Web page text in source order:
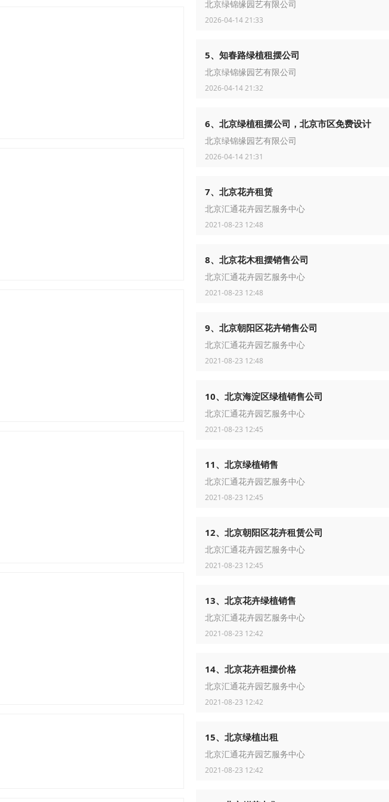
北京绿锦缘园艺有限公司
2026-04-14 21:33
5、知春路绿植租摆公司
北京绿锦缘园艺有限公司
2026-04-14 21:32
6、北京绿植租摆公司，北京市区免费设计
北京绿锦缘园艺有限公司
2026-04-14 21:31
7、北京花卉租赁
北京汇通花卉园艺服务中心
2021-08-23 12:48
8、北京花木租摆销售公司
北京汇通花卉园艺服务中心
2021-08-23 12:48
9、北京朝阳区花卉销售公司
北京汇通花卉园艺服务中心
2021-08-23 12:48
10、北京海淀区绿植销售公司
北京汇通花卉园艺服务中心
2021-08-23 12:45
11、北京绿植销售
北京汇通花卉园艺服务中心
2021-08-23 12:45
12、北京朝阳区花卉租赁公司
北京汇通花卉园艺服务中心
2021-08-23 12:45
13、北京花卉绿植销售
北京汇通花卉园艺服务中心
2021-08-23 12:42
14、北京花卉租摆价格
北京汇通花卉园艺服务中心
2021-08-23 12:42
15、北京绿植出租
北京汇通花卉园艺服务中心
2021-08-23 12:42